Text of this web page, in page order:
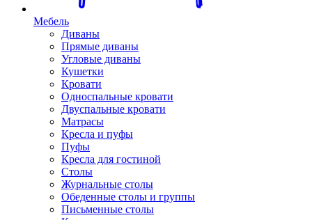
Мебель
Диваны
Прямые диваны
Угловые диваны
Кушетки
Кровати
Односпальные кровати
Двуспальные кровати
Матрасы
Кресла и пуфы
Пуфы
Кресла для гостиной
Столы
Журнальные столы
Обеденные столы и группы
Письменные столы